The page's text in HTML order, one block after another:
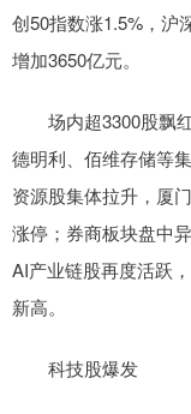
创50指数涨1.5%，沪
增加3650亿元。
场内超3300股飘红
德明利、佰维存储等
资源股集体拉升，厦
涨停；券商板块盘中
AI产业链股再度活跃
新高。
科技股爆发